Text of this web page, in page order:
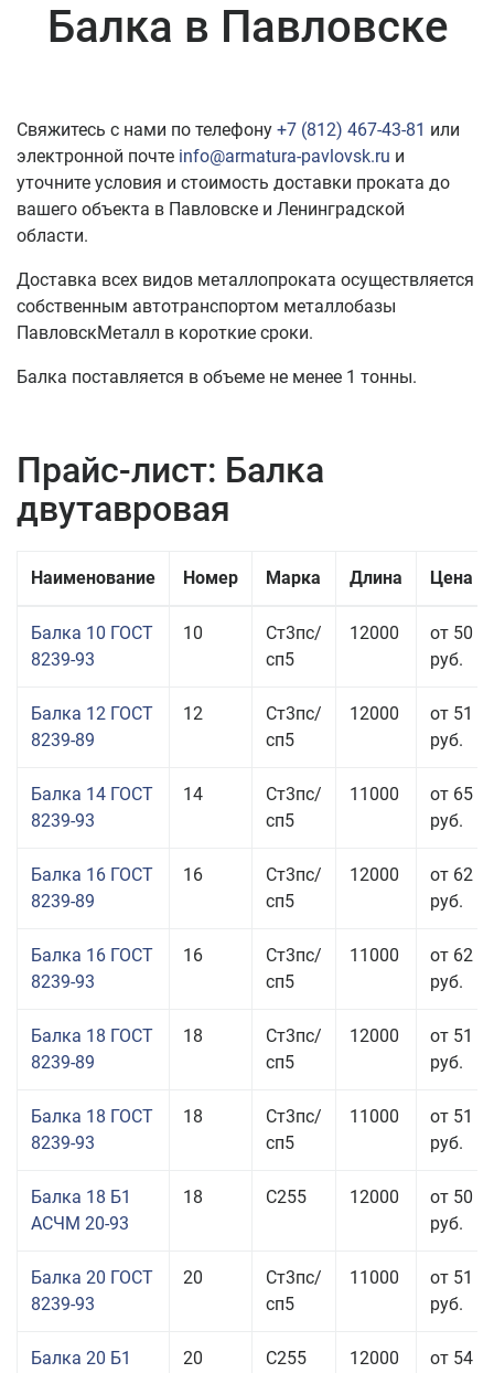
Балка в Павловске
Свяжитесь с нами по телефону +7 (812) 467-43-81 или
электронной почте info@armatura-pavlovsk.ru и
уточните условия и стоимость доставки проката до
вашего объекта в Павловске и Ленинградской
области.
Доставка всех видов металлопроката осуществляется
собственным автотранспортом металлобазы
ПавловскМеталл в короткие сроки.
Балка поставляется в объеме не менее 1 тонны.
Прайс-лист: Балка
двутавровая
Наименование Номер Марка Длина Цена
Балка 10 ГОСТ
8239-93
10
Ст3пс/
сп5
12000
от 50
руб.
Балка 12 ГОСТ
8239-89
12
Ст3пс/
сп5
12000
от 51
руб.
Балка 14 ГОСТ
8239-93
14
Ст3пс/
сп5
11000
от 65
руб.
Балка 16 ГОСТ
8239-89
16
Ст3пс/
сп5
12000
от 62
руб.
Балка 16 ГОСТ
8239-93
16
Ст3пс/
сп5
11000
от 62
руб.
Балка 18 ГОСТ
8239-89
18
Ст3пс/
сп5
12000
от 51
руб.
Балка 18 ГОСТ
8239-93
18
Ст3пс/
сп5
11000
от 51
руб.
Балка 18 Б1
АСЧМ 20-93
18 С255 12000
от 50
руб.
Балка 20 ГОСТ
8239-93
20
Ст3пс/
сп5
11000
от 51
руб.
Балка 20 Б1
20 С255 12000
от 54